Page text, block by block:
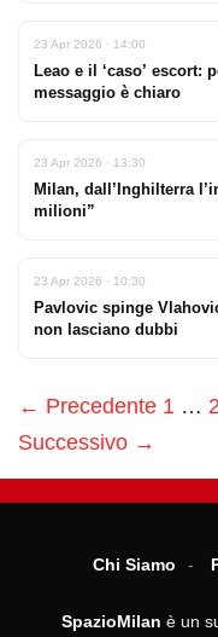
23 Apr 2026 · 14:00
Leao e il ‘caso’ escort:
messaggio è chiaro
23 Apr 2026 · 13:30
Milan, dall’Inghilterra
milioni”
23 Apr 2026 · 10:30
Pavlovic spinge
non lasciano dubbi
← Precedente 1 …
Successivo →
Chi Siamo
SpazioMilan è un